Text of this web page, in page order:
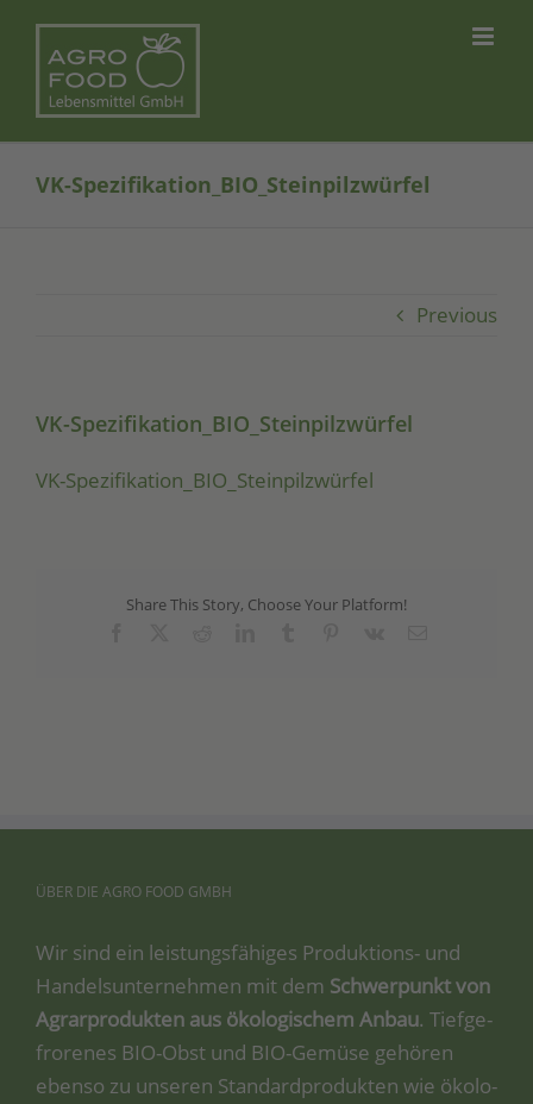
content
VK-Spezifikation_BIO_Steinpilzwürfel
Previous
VK-Spezifikation_BIO_Steinpilzwürfel
VK-Spe­zi­fi­ka­ti­on_­BIO­_Stein­pilz­wür­fel
Share This Story, Choose Your Platform!
ÜBER DIE AGRO FOOD GMBH
Wir sind ein leis­tungs­fä­hi­ges Pro­duk­ti­ons- und
Han­dels­un­ter­neh­men mit dem Schwer­punkt von
Agrar­pro­duk­ten aus öko­lo­gi­schem Anbau. Tief­ge­
fro­re­nes BIO-Obst und BIO-Gemü­se gehö­ren
eben­so zu unse­ren Stan­dard­pro­duk­ten wie öko­lo­